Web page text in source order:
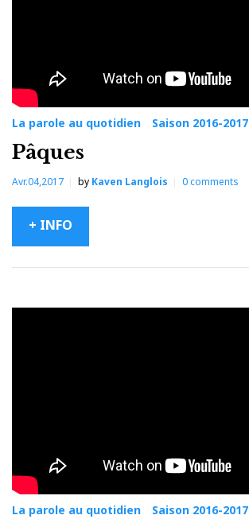
La parole au quotidien Saison 2016-2017
Pâques
Avr.04,2017 by Kaven Langlois 0comments
+ INFO
La parole au quotidien Saison 2016-2017